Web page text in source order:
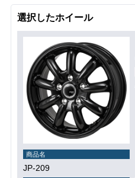
選択したホイール
商品名
JP-209